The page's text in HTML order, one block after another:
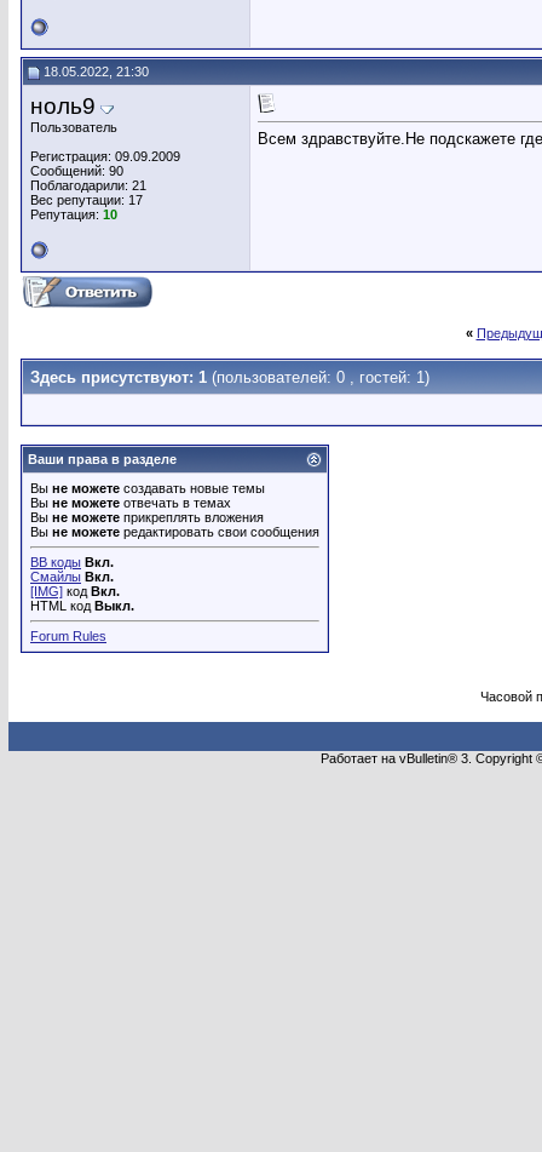
18.05.2022, 21:30
ноль9
Пользователь
Регистрация: 09.09.2009
Сообщений: 90
Поблагодарили: 21
Вес репутации: 17
Репутация: 10
Всем здравствуйте.Не подскажете
«
Здесь присутствуют: 1 (пользователей: 0 , гостей: 1)
Ваши права в разделе
Вы не можете создавать новые темы
Вы не можете отвечать в темах
Вы не можете прикреплять вложения
Вы не можете редактировать свои сообщения
BB коды Вкл.
Смайлы Вкл.
[IMG] код Вкл.
HTML код Выкл.
Forum Rules
Часовой
Работает на vBulletin® 3.